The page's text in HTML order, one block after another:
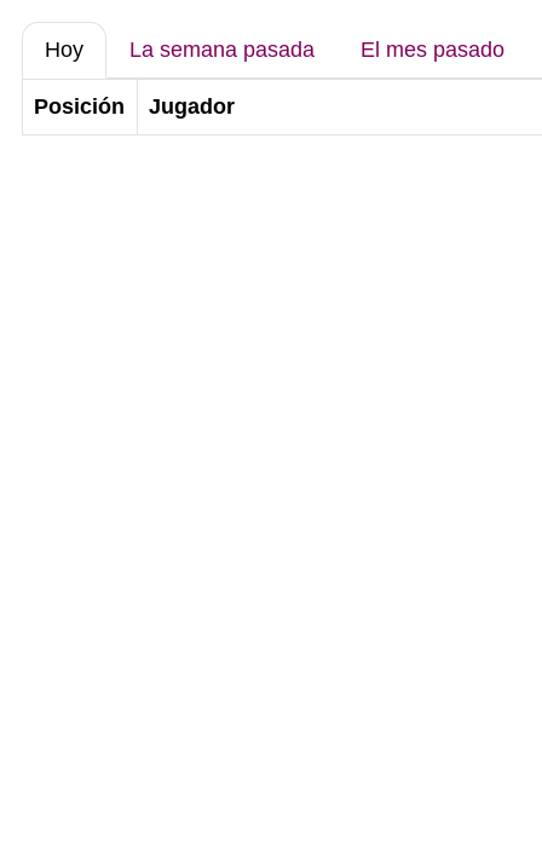
Hoy La semana pasada El mes pasado
Posición Jugador